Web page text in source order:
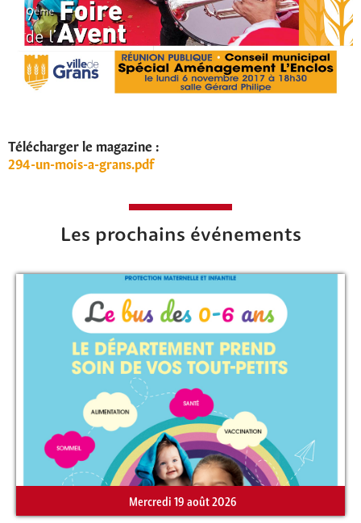
Rechercher sur le site
Télécharger le magazine :
294-un-mois-a-grans.pdf
Les prochains événements
Mercredi 19 août 2026